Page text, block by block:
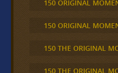
150 ORIGINAL
150 ORIGINAL
150 THE ORIGINAL
150 THE ORIGINAL